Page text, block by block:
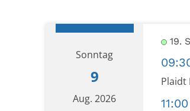
Sonntag
9
Aug. 2026
19.
Plaidt
11:00